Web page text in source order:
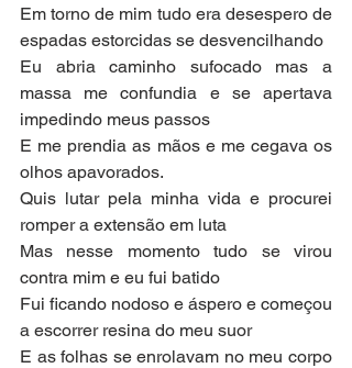
Em torno de mim tudo era desespero de
espadas estorcidas se desvencilhando
Eu abria caminho sufocado mas a
massa me confundia e se apertava
impedindo meus passos
E me prendia as mãos e me cegava os
olhos apavorados.
Quis lutar pela minha vida e procurei
romper a extensão em luta
Mas nesse momento tudo se virou
contra mim e eu fui batido
Fui ficando nodoso e áspero e começou
a escorrer resina do meu suor
E as folhas se enrolavam no meu corpo